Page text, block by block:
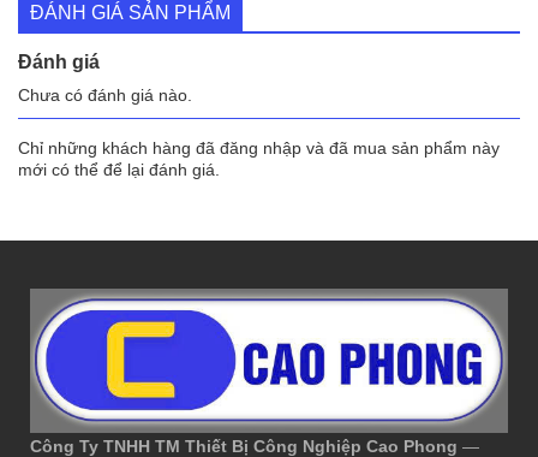
ĐÁNH GIÁ SẢN PHẨM
Đánh giá
Chưa có đánh giá nào.
Chỉ những khách hàng đã đăng nhập và đã mua sản phẩm này
mới có thể để lại đánh giá.
Công Ty TNHH TM Thiết Bị Công Nghiệp Cao Phong —